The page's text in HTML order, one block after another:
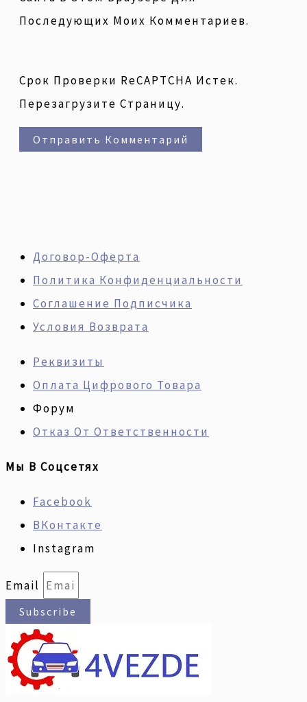
Последующих Моих Комментариев.
Срок Проверки ReCAPTCHA Истек.
Перезагрузите Страницу.
Договор-Оферта
Политика Конфиденциальности
Соглашение Подписчика
Условия Возврата
Реквизиты
Оплата Цифрового Товара
Форум
Отказ От Ответственности
Мы В Соцсетях
Facebook
ВКонтакте
Instagram
Email
Subscribe